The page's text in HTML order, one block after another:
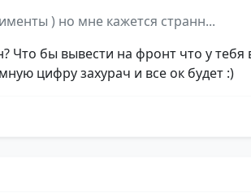
) но мне кажется странн...
Что бы вывести на фронт что у тебя
цифру захурач и все ок будет :)